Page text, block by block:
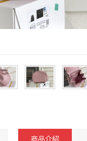
商品介紹